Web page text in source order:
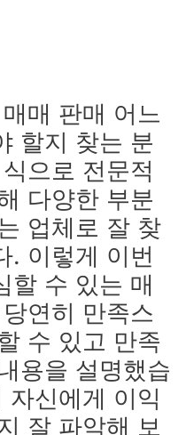
매 판매 어느
할지 찾는 분
으로 전문적
다양한 부분
업체로 잘 찾
. 이렇게 이번
할 수 있는 매
연히 만족스
수 있고 만족
용을 설명했습
자신에게 이익
잘 파악해 보